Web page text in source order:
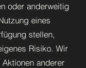
oder anderweitig
eines
stellen,
Risiko. Wir
anderer